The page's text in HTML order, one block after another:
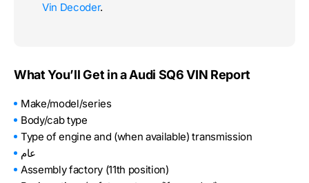
Vin Decoder.
What You’ll Get in a Audi SQ6 VIN Report
Make/model/series
Body/cab type
Type of engine and (when available) transmission
عام
Assembly factory (11th position)